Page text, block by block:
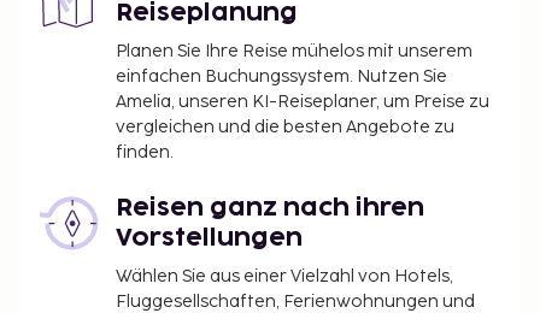
Reiseplanung
Planen Sie Ihre Reise mühelos mit unserem
einfachen Buchungssystem. Nutzen Sie
Amelia, unseren KI-Reiseplaner, um Preise zu
vergleichen und die besten Angebote zu
finden.
Reisen ganz nach ihren
Vorstellungen
Wählen Sie aus einer Vielzahl von Hotels,
Fluggesellschaften, Ferienwohnungen und